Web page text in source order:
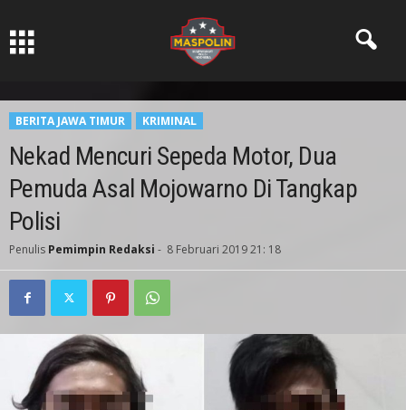
BERITA JAWA TIMUR KRIMINAL
Nekad Mencuri Sepeda Motor, Dua
Pemuda Asal Mojowarno Di Tangkap
Polisi
Penulis Pemimpin Redaksi - 8 Februari 2019 21: 18